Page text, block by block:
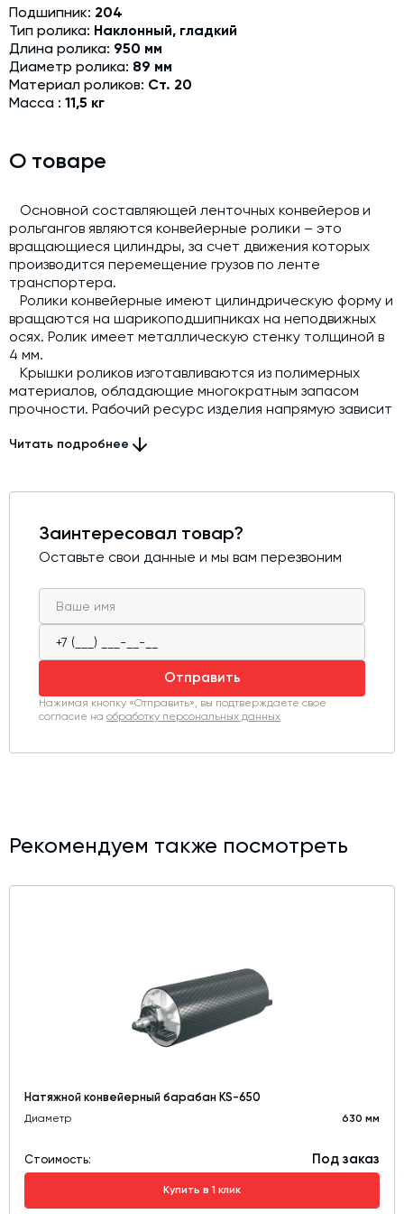
Модернизация и техническое перевооружение
производств
Зимний комплект. Изготовление и монтаж
Срочная техпомощь. Онлайн-обследование и ремонт
завода
Автоматизированные системы управления (АСУ ТП) любой
Подбор и поставка комплектующих под любой завод
Экспертиза промышленной безопасности
Технический аудит бетонных заводов и производств
Проектирование технологических линий,промышленных
зданий и сооружений
Подшипник: 204
Тип ролика: Наклонный, гладкий
Длина ролика: 950 мм
Диаметр ролика: 89 мм
Материал роликов: Ст. 20
Масса : 11,5 кг
О товаре
Основной составляющей ленточных конвейеров и
рольгангов являются конвейерные ролики – это
вращающиеся цилиндры, за счет движения которых
производится перемещение грузов по ленте
транспортера.
Ролики конвейерные имеют цилиндрическую форму и
вращаются на шарикоподшипниках на неподвижных
осях. Ролик имеет металлическую стенку толщиной в
4 мм.
Крышки роликов изготавливаются из полимерных
материалов, обладающие многократным запасом
прочности. Рабочий ресурс изделия напрямую зависит
Читать подробнее
Заинтересовал товар?
Оставьте свои данные и мы вам перезвоним
Отправить
Нажимая кнопку «Отправить», вы подтверждаете свое
согласие на обработку персональных данных
Рекомендуем также посмотреть
Натяжной конвейерный барабан KS-650
Диаметр 630 мм
Стоимость: Под заказ
Купить в 1 клик